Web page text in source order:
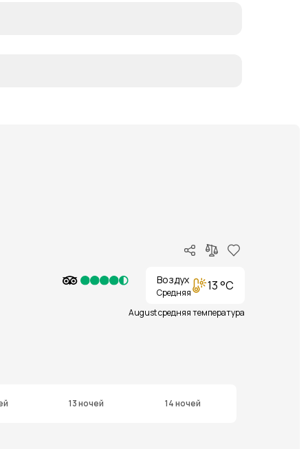
Воздух
Средняя 13 °C
August средняя температура
13 ночей 14 ночей